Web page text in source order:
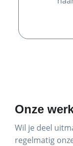
Onze
Wil je deel
regelmatig